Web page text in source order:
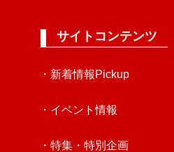
サイトコンテンツ
・新着情報Pickup
・イベント情報
・特集・特別企画